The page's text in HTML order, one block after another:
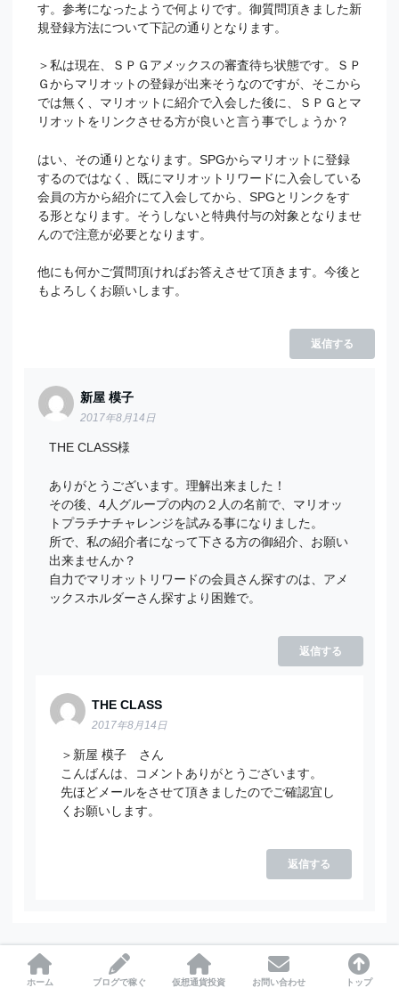
す。参考になったようで何よりです。御質問頂きました新
規登録方法について下記の通りとなります。
＞私は現在、ＳＰＧアメックスの審査待ち状態です。ＳＰ
Ｇからマリオットの登録が出来そうなのですが、そこから
では無く、マリオットに紹介で入会した後に、ＳＰＧとマ
リオットをリンクさせる方が良いと言う事でしょうか？
はい、その通りとなります。SPGからマリオットに登録
するのではなく、既にマリオットリワードに入会している
会員の方から紹介にて入会してから、SPGとリンクをす
る形となります。そうしないと特典付与の対象となりませ
んので注意が必要となります。
他にも何かご質問頂ければお答えさせて頂きます。今後と
もよろしくお願いします。
返信する
新屋 模子
2017年8月14日
THE CLASS様
ありがとうございます。理解出来ました！
その後、4人グループの内の２人の名前で、マリオッ
トプラチナチャレンジを試みる事になりました。
所で、私の紹介者になって下さる方の御紹介、お願い
出来ませんか？
自力でマリオットリワードの会員さん探すのは、アメ
ックスホルダーさん探すより困難で。
返信する
THE CLASS
2017年8月14日
＞新屋 模子 さん
こんばんは、コメントありがとうございます。
先ほどメールをさせて頂きましたのでご確認宜し
くお願いします。
返信する
2019年4月7日
ホーム ブログで稼ぐ 仮想通貨投資 お問い合わせ トップ